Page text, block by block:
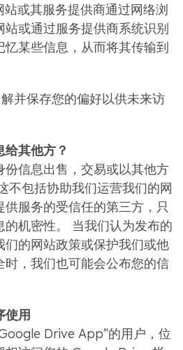
或其服务提供商通过网络浏
站或通过服务提供商系统识别
某些信息，从而将其传输到
并保存您的偏好以供未来访
其他方？
信息出售，交易或以其他方
不包括协助我们运营我们的网
服务的受信任的第三方，只
机密性。 当我们认为发布的
们的网站政策或保护我们或他
时，我们也可能会公布您的信
使用
Drive App”的用户，位